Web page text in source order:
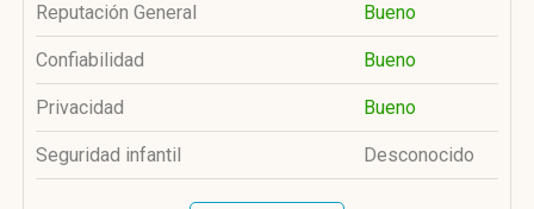
Reputación General Bueno
Confiabilidad Bueno
Privacidad Bueno
Seguridad infantil Desconocido